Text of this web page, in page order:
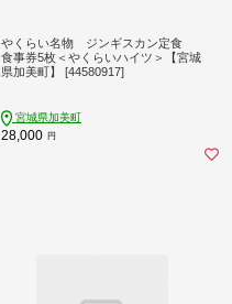
やくらい名物 ジンギスカン定食
食事券5枚＜やくらいハイツ＞【宮城
県加美町】 [44580917]
宮城県加美町
28,000 円